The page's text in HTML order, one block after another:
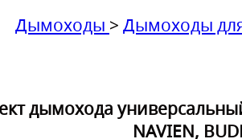
Дымоходы > Дымоходы
дымохода
NAVIEN,